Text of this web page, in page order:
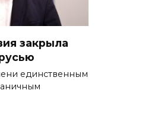
закрыла
единственным